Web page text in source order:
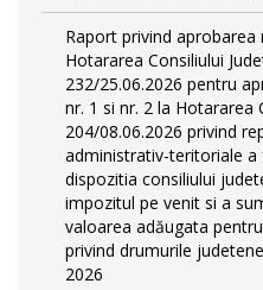
Raport privind aprobarea
Hotararea Consiliului
232/25.06.2026 pentru
nr. 1 si nr. 2 la Hotararea
204/08.06.2026 privind
administrativ-teritoriale
dispozitia consiliului
impozitul pe venit si a
valoarea adăugata
privind drumurile
2026